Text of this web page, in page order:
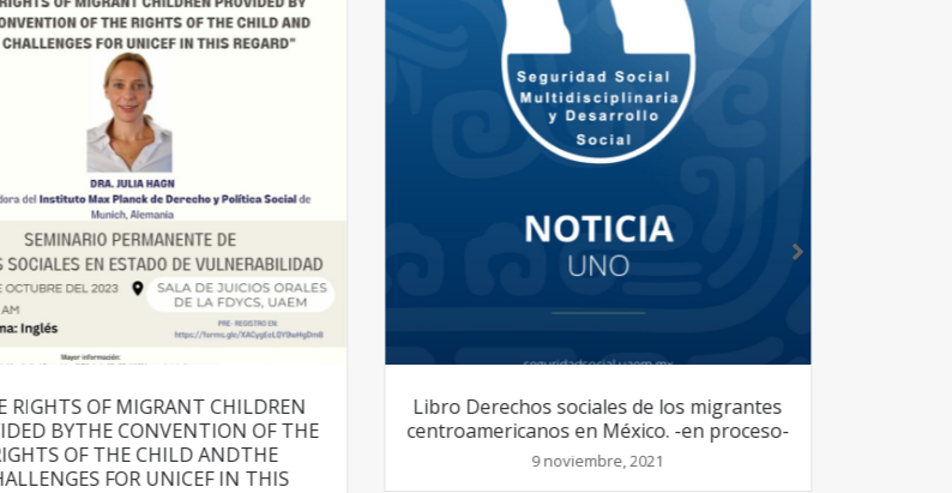
Libro Derechos sociales de los migrantes
centroamericanos en México. -en proceso-
9 noviembre, 2021
XIII Coloquio Derechos sociales de los
migrantes
7 mayo, 2021